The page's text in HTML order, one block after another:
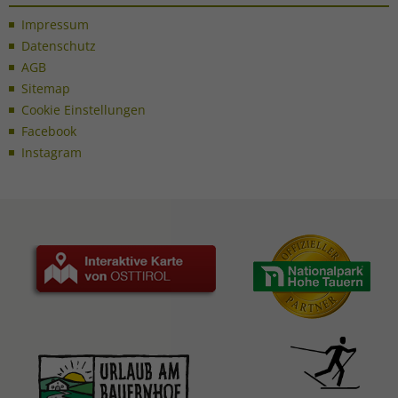
Impressum
Datenschutz
AGB
Sitemap
Cookie Einstellungen
Facebook
Instagram